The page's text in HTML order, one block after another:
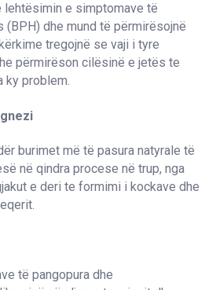
lehtësimin e simptomave të
dhe mund të përmirësojnë
tregojnë se vaji i tyre
përmirëson cilësinë e jetës te
ky problem.
burimet më të pasura natyrale të
në qindra procese në trup, nga
e deri te formimi i kockave dhe
të pangopura dhe